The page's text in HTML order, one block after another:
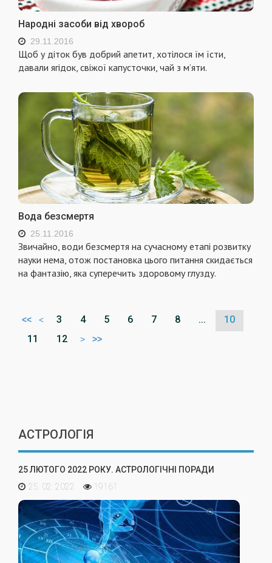
Народні засоби від хвороб
29.11.2016
Щоб у діток був добрий апетит, хотілося їм їсти,
давали ягідок, свіжої капусточки, чай з м’яти.
Вода безсмертя
25.11.2016
Звичайно, води безсмертя на сучасному етапі розвитку
науки нема, отож постановка цього питання скидається
на фантазію, яка суперечить здоровому глузду.
<< < 3 4 5 6 7 8 ...
10
11
12 > >>
АСТРОЛОГІЯ
25 ЛЮТОГО 2022 РОКУ. АСТРОЛОГІЧНІ ПОРАДИ
25. 02. 2022
19161